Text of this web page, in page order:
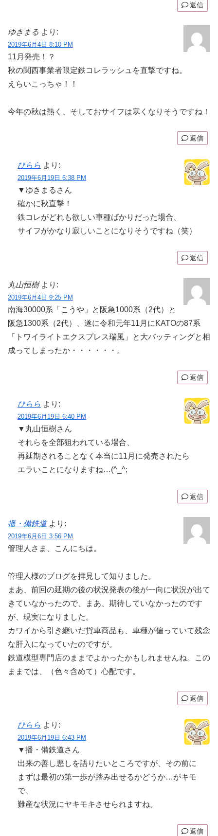
返信
ゆきまる より:
2019年6月4日 8:10 PM
11月発売！？
秋の関西事業者限定鉄コレラッシュを直撃ですね。
えらいこっちゃ！！
今年の秋は熱く、そしておサイフは寒くなりそうですね！
返信
ひらら より:
2019年6月19日 6:38 PM
▼ゆきまるさん
確かに秋直撃！
鉄コレがどれも欲しい車種ばかりだった場合、
サイフがかなり寂しいことになりそうですね（笑）
返信
丸山恒樹 より:
2019年6月4日 9:25 PM
南海30000系「こうや」と阪急1000系（2代）と
阪急1300系（2代）、遂に令和元年11月にKATOの87系
「トワイライトエクスプレス瑞風」と大バッティングと相
成ってしまったか・・・・・・。
返信
ひらら より:
2019年6月19日 6:40 PM
▼丸山恒樹さん
それらを全部狙われている場合、
再延期されることなく本当に11月に発売されたら
エラいことになりますね…(^_^;
返信
播・備鉄道 より:
2019年6月6日 3:56 PM
管理人さま、こんにちは。
管理人様のブログを拝見して知りました。
まあ、前回の延期の後の状況発表の後が一向に状況が出て
きていなかったので、まあ、期待していなかったのです
が、現実になりました。
カワイから引き継いだ貨車商品も、車種が偏っていて残念
な肝入になっていたのですが。
鉄道模型専門店のままでよかったかもしれませんね。この
ままでは、（色々含めて）心配です。
返信
ひらら より:
2019年6月19日 6:43 PM
▼播・備鉄道さん
出来の善し悪しを語りたいところですが、その前に
まずは最初の第一歩が踏み出せるかどうか…がキモ
で、
難産な状況にヤキモキさせられますね。
返信